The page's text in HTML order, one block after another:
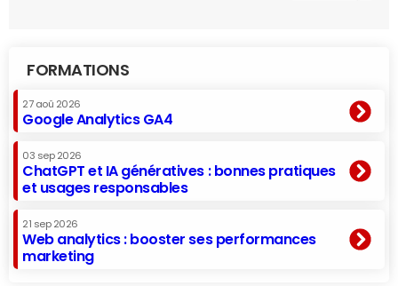
FORMATIONS
27 aoû 2026
Google Analytics GA4
03 sep 2026
ChatGPT et IA génératives : bonnes pratiques
et usages responsables
21 sep 2026
Web analytics : booster ses performances
marketing